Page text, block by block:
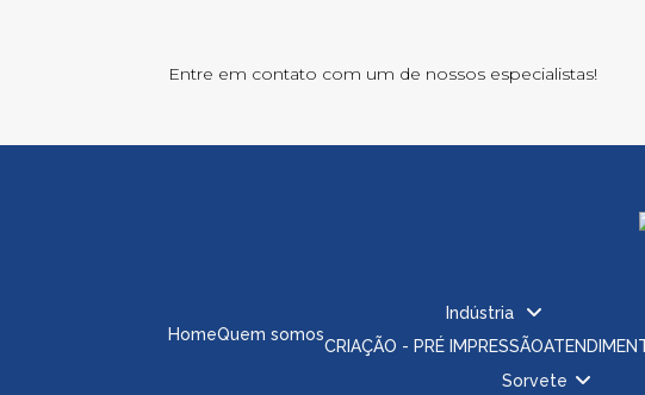
Entre em contato com um de nossos especialistas!
Home Quem somos
Indústria
CRIAÇÃO - PRÉ IMPRESSÃO
Sorvete